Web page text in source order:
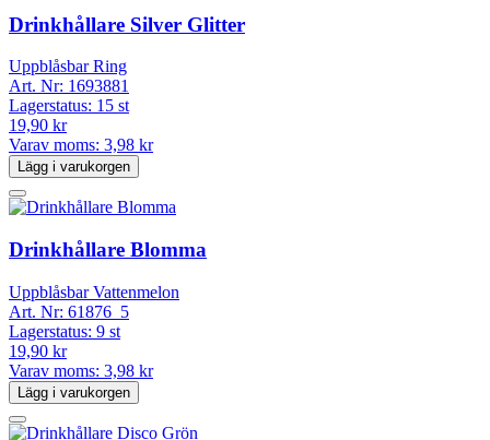
Drinkhållare Silver Glitter
Uppblåsbar Ring
Art. Nr: 1693881
Lagerstatus: 15 st
19,90 kr
Varav moms: 3,98 kr
Lägg i varukorgen
Drinkhållare Blomma
Uppblåsbar Vattenmelon
Art. Nr: 61876_5
Lagerstatus: 9 st
19,90 kr
Varav moms: 3,98 kr
Lägg i varukorgen